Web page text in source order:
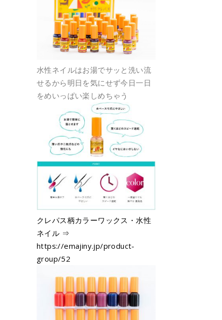
水性ネイルはお湯でサッと洗い流
せるから明日を気にせず今日一日
をめいっぱい楽しめちゃう
クレパス柄カラーワックス・水性
ネイル ⇒
https://emajiny.jp/product-
group/52